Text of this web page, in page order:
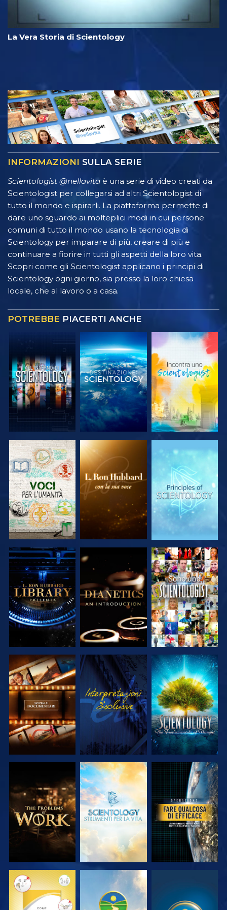
La Vera Storia di Scientology
INFORMAZIONI SULLA SERIE
Scientologist @nellavita è una serie di video creati da
Scientologist per collegarsi ad altri Scientologist di
tutto il mondo e ispirarli. La piattaforma permette di
dare uno sguardo ai molteplici modi in cui persone
comuni di tutto il mondo usano la tecnologia di
Scientology per imparare di più, creare di più e
continuare a fiorire in tutti gli aspetti della loro vita.
Scopri come gli Scientologist applicano i principi di
Scientology ogni giorno, sia presso la loro chiesa
locale, che al lavoro o a casa.
POTREBBE PIACERTI ANCHE
ESPLORA LE
SERIE
ESPLORA LE
SERIE
ESPLORA LE
SERIE
ESPLORA LE
SERIE
ESPLORA LE
SERIE
GUARDA
ESPLORA LE
SERIE
GUARDA
ESPLORA LE
SERIE
ESPLORA LE
SERIE
ESPLORA LE
SERIE
GUARDA
GUARDA GUARDA GUARDA